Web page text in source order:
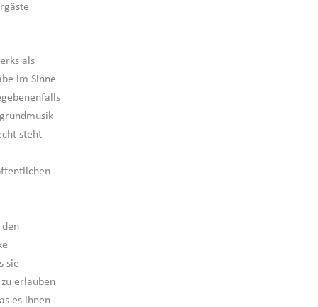
als
im Sinne
steht
sie
erlauben
es ihnen